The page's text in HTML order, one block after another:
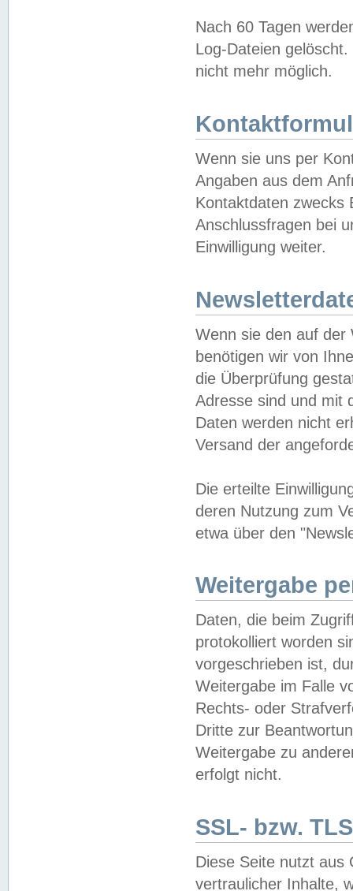
Nach 60 Tagen
Log-Dateien
nicht mehr möglich.
Wenn sie uns per
Angaben aus dem
Kontaktdaten zwecks
Anschlussfragen bei
Einwilligung weiter.
Wenn sie den auf der
benötigen wir von
die Überprüfung
Adresse sind und mit
Daten werden nicht
Versand der
Die erteilte
deren Nutzung zum
etwa über den
Weitergabe
Daten, die beim
protokolliert worden
vorgeschrieben ist,
Weitergabe im Falle
Rechts- oder
Dritte zur
Weitergabe zu
erfolgt nicht.
SSL- bzw.
Diese Seite nutzt aus
vertraulicher Inhalte,